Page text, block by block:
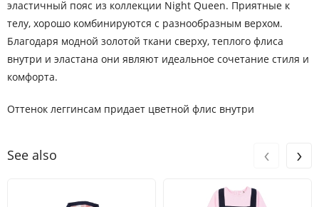
эластичный пояс из коллекции Night Queen. Приятные к
телу, хорошо комбинируются с разнообразным верхом.
Благодаря модной золотой ткани сверху, теплого флиса
внутри и эластана они являют идеальное сочетание стиля и
комфорта.
Оттенок леггинсам придает цветной флис внутри
See also ‹ ›